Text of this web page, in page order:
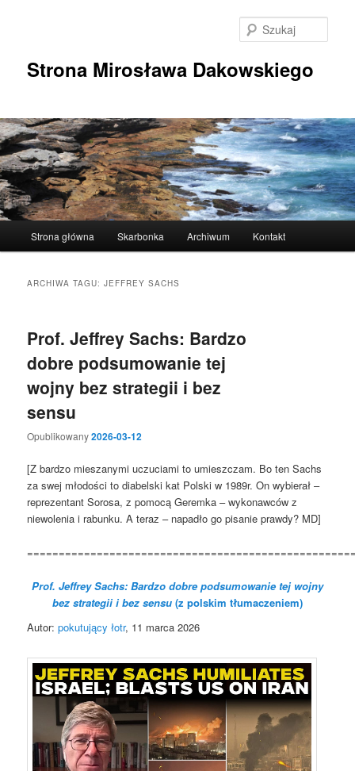
Strona Mirosława Dakowskiego
Strona główna Skarbonka Archiwum Kontakt
ARCHIWA TAGU:JEFFREY SACHS
Prof. Jeffrey Sachs: Bardzo
dobre podsumowanie tej
wojny bez strategii i bez
sensu
Opublikowany2026-03-12
[Z bardzo mieszanymi uczuciami to umieszczam. Bo ten Sachs
za swej młodości to diabelski kat Polski w 1989r. On wybierał –
reprezentant Sorosa, z pomocą Geremka – wykonawców z
niewolenia i rabunku. A teraz – napadło go pisanie prawdy? MD]
Prof. Jeffrey Sachs: Bardzo dobre podsumowanie tej wojny
bez strategii i bez sensu (z polskim tłumaczeniem)
Autor:pokutujący łotr, 11 marca 2026